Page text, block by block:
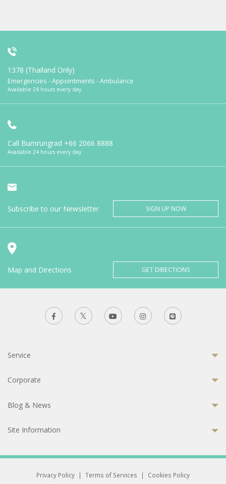
1378 (Thailand Only)
Emergencies - Appointments - Ambulance
Available 24 hours every day
Call Bumrungrad +66 2066 8888
Available 24 hours every day
Subscribe to our Newsletter SIGN UP NOW
Map and Directions GET DIRECTIONS
Service
Corporate
Blog & News
Site Information
Privacy Policy | Terms of Services | Cookies Policy